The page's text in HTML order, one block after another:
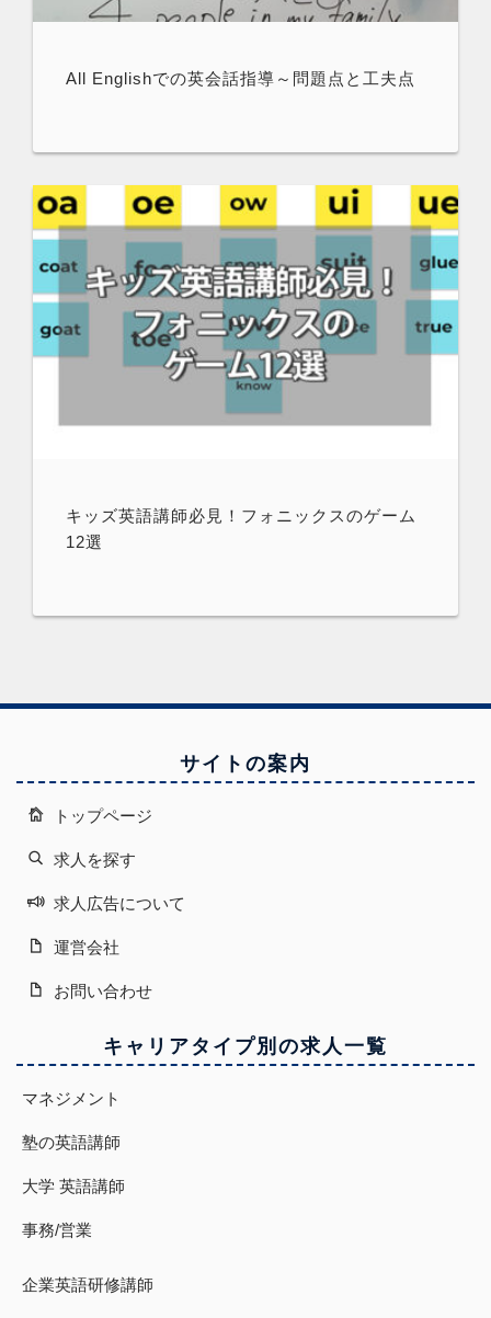
All Englishでの英会話指導～問題点と工夫点
キッズ英語講師必見！フォニックスのゲーム
12選
サイトの案内
トップページ
求人を探す
求人広告について
運営会社
お問い合わせ
キャリアタイプ別の求人一覧
マネジメント
塾の英語講師
大学 英語講師
事務/営業
企業英語研修講師